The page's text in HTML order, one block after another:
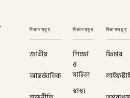
বিভাগসমূহ
জাতীয়
আন্তর্জাতিক
বিভাগসমূহ
শিক্ষা
ও
সাহিত্য
স্বাস্থ্য
বিভাগসমূহ
ফিচার